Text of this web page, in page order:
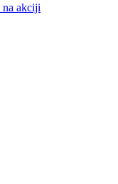
na akciji